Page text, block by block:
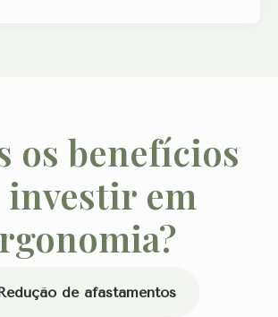
os benefícios
investir em
de afastamentos